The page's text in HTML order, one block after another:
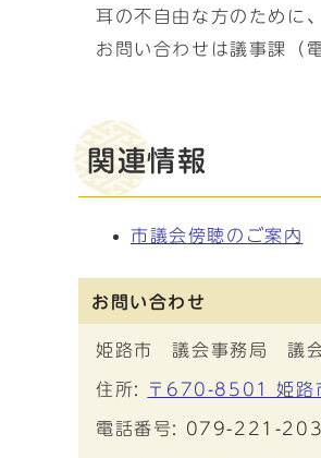
耳の不自由な方のために
お問い合わせは議事課
関連情報
市議会傍聴のご案内
お問い合わせ
姫路市 議会事務局 議会
住所: 〒670-8501 姫路
電話番号: 079-221-